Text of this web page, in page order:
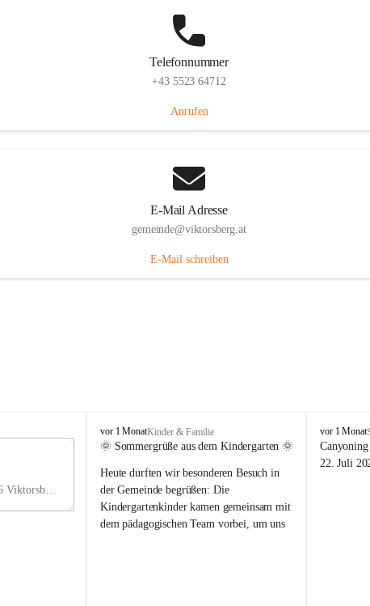
Telefonnummer
+43 5523 64712
Anrufen
E-Mail Adresse
gemeinde@viktorsberg.at
E-Mail schreiben
VHauptstraße 36, 6836 Viktorsberg, AUT
V
i
t
o
r
s
vor 1 MonatKinder & Familie
🌞 Sommergrüße aus dem Kindergarten 🌞
Heute durften wir besonderen Besuch in
der Gemeinde begrüßen: Die
Kindergartenkinder kamen gemeinsam mit
dem pädagogischen Team vorbei, um uns
V
i
k
vor 1 Monat
22. Juli